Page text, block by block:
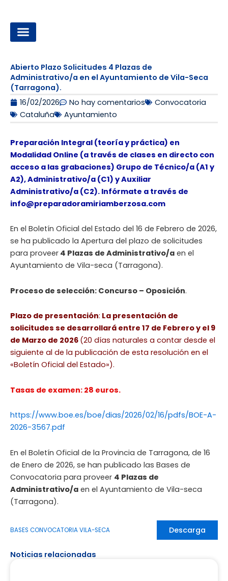
contenido
Abierto Plazo Solicitudes 4 Plazas de
Administrativo/a en el Ayuntamiento de Vila-Seca
(Tarragona).
16/02/2026
No hay comentarios
Convocatoria
Cataluña
Ayuntamiento
Preparación Integral (teoría y práctica) en
Modalidad Online (a través de clases en directo con
acceso a las grabaciones) Grupo de Técnico/a (A1 y
A2), Administrativo/a (C1) y Auxiliar
Administrativo/a (C2). Infórmate a través de
info@preparadoramiriamberzosa.com
En el Boletín Oficial del Estado del 16 de Febrero de 2026,
se ha publicado la Apertura del plazo de solicitudes
para proveer 4 Plazas de Administrativo/a en el
Ayuntamiento de Vila-seca (Tarragona).
Proceso de selección: Concurso – Oposición.
Plazo de presentación: La presentación de
solicitudes se desarrollará entre 17 de Febrero y el 9
de Marzo de 2026 (20 días naturales a contar desde el
siguiente al de la publicación de esta resolución en el
«Boletín Oficial del Estado»).
Tasas de examen: 28 euros.
https://www.boe.es/boe/dias/2026/02/16/pdfs/BOE-A-
2026-3567.pdf
En el Boletín Oficial de la Provincia de Tarragona, de 16
de Enero de 2026, se han publicado las Bases de
Convocatoria para proveer 4 Plazas de
Administrativo/a en el Ayuntamiento de Vila-seca
(Tarragona).
BASES CONVOCATORIA VILA-SECA Descarga
Noticias relacionadas